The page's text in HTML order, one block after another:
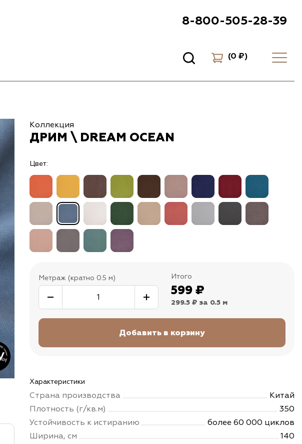
8-800-505-28-39
(0 ₽)
Коллекция
ДРИМ \ DREAM OCEAN
Цвет:
Метраж (кратно 0.5 м) Итого
599 ₽
299.5 ₽ за 0.5 м
Характеристики
Страна производства
Китай
Плотность (г/кв.м)
350
Устойчивость к истиранию
более 60 000 циклов
Ширина, см
140